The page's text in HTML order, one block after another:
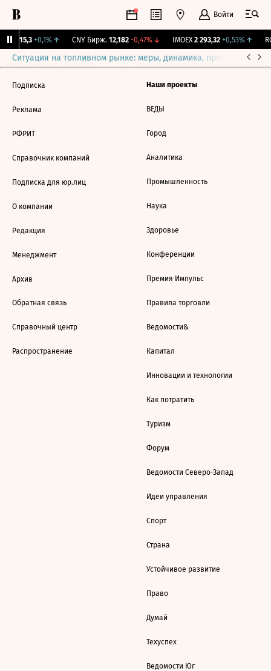
Войти
115,3 +0,1%↑ CNY Бирж. 12,182 -0,47%↓ IMOEX 2 293,32 +0,53%↑
Ситуация на топливном рынке: меры, динамика, прогнозы
Подписка
Реклама
РФРИТ
Справочник компаний
Подписка для юр.лиц
О компании
Редакция
Менеджмент
Архив
Обратная связь
Справочный центр
Распространение
Наши проекты
ВЕДЫ
Город
Аналитика
Промышленность
Наука
Здоровье
Конференции
Премия Импульс
Правила торговли
Ведомости&
Капитал
Инновации и технологии
Как потратить
Туризм
Форум
Ведомости Северо-Запад
Идеи управления
Спорт
Страна
Устойчивое развитие
Право
Думай
Техуспех
Ведомости Юг